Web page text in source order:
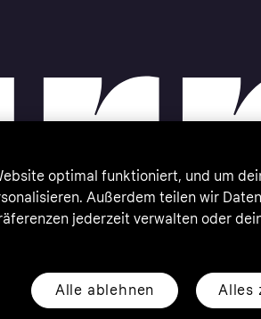
optimal funktioniert, und um
Außerdem teilen wir
jederzeit verwalten oder
Alle ablehnen Alles